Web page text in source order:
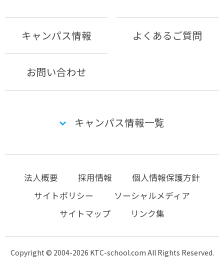
キャンパス情報 よくあるご質問
お問い合わせ
キャンパス情報一覧
法人概要 採用情報
個人情報保護方針
サイトポリシー
ソーシャルメディア
サイトマップ
リンク集
Copyright © 2004-2026 KTC-school.com All Rights Reserved.